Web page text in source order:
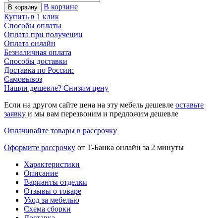
В корзину
В корзине
Купить в 1 клик
Способы оплаты
Оплата при получении
Оплата онлайн
Безналичная оплата
Способы доставки
Доставка по России:
Самовывоз
Нашли дешевле? Снизим цену
Если на другом сайте цена на эту мебель дешевле оставьте
заявку и мы вам перезвоним и предложим дешевле
Оплачивайте товары в рассрочку
Оформите рассрочку от Т-Банка онлайн за 2 минуты
Характеристики
Описание
Варианты отделки
Отзывы о товаре
Уход за мебелью
Схема сборки